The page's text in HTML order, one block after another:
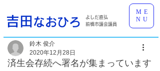
ME
NU
吉田 なおひろ
よしだ直弘
前橋市議会議員
済生会存続へ署名が集まっています
鈴木 俊介
2020年12月28日